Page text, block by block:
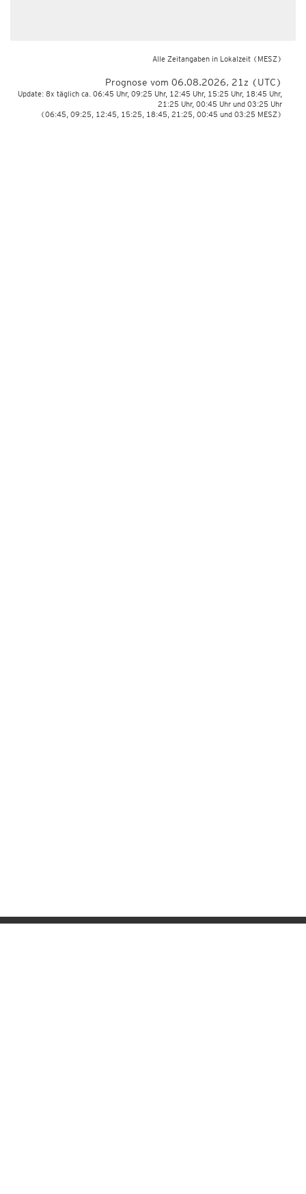
Alle Zeitangaben in Lokalzeit (MESZ)
Prognose vom 06.08.2026, 21z (UTC)
Update: 8x täglich ca. 06:45 Uhr, 09:25 Uhr, 12:45 Uhr, 15:25 Uhr, 18:45 Uhr,
21:25 Uhr, 00:45 Uhr und 03:25 Uhr
(06:45, 09:25, 12:45, 15:25, 18:45, 21:25, 00:45 und 03:25 MESZ)